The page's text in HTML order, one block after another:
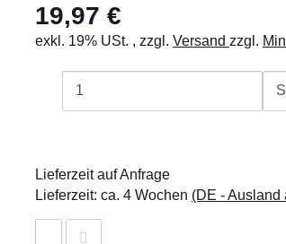
19,97 €
exkl. 19% USt. , zzgl. Versand zzgl.
Lieferzeit auf Anfrage
Lieferzeit: ca. 4 Wochen (DE - Ausland